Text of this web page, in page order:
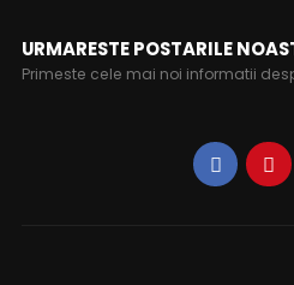
URMARESTE POSTARILE
Primeste cele mai noi informatii